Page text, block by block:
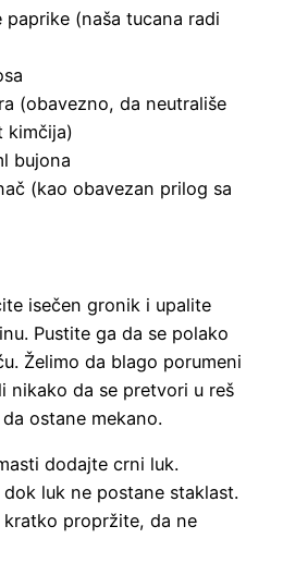
paprike (naša tucana radi
(obavezno, da neutrališe
kimčija)
bujona
(kao obavezan prilog sa
isečen gronik i upalite
Pustite ga da se polako
Želimo da blago porumeni
nikako da se pretvori u reš
ostane mekano.
dodajte crni luk.
luk ne postane staklast.
propržite, da ne